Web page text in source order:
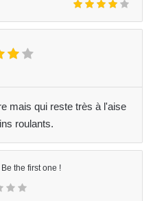
mais qui reste très à l'aise
roulants.
Be the first one !